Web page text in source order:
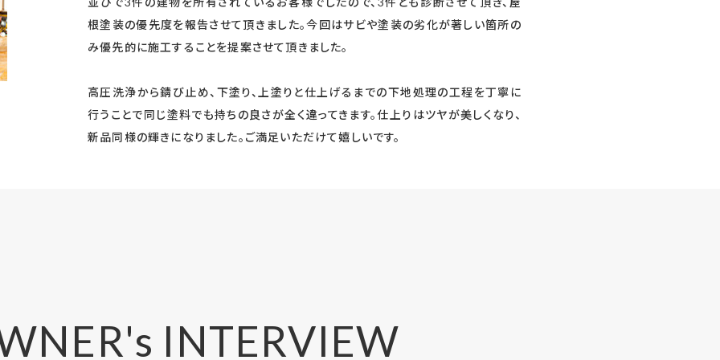
根塗装の優先度を報告させて頂きました。今回はサビや塗装の劣化が著しい箇所の
み優先的に施工することを提案させて頂きました。
高圧洗浄から錆び止め、下塗り、上塗りと仕上げるまでの下地処理の工程を丁寧に
行うことで同じ塗料でも持ちの良さが全く違ってきます。仕上りはツヤが美しくなり、
新品同様の輝きになりました。ご満足いただけて嬉しいです。
INTERVIEW